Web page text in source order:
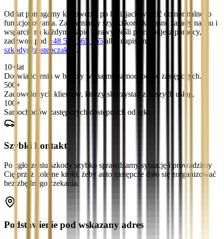
Od lat pomagamy kierowcom po kolizjach wrócić do normalnego
funkcjonowania. Zapewniamy szybki kontakt, jasne zasady najmu i
wsparcie na każdym etapie sprawy. Jeśli potrzebujesz pomocy,
zadzwoń pod +48 536 565 565 albo napisz na
szkody@zastepczak.pl .
10+ lat
Doświadczenia w branży wynajmu samochodów zastępczych.
500+
Zadowolonych klientów, którzy skorzystali z naszych usług.
100+
Samochodów zastępczych dostępnych od ręki.
Szybki kontakt
Po zgłoszeniu szkody szybko sprawdzamy sytuację i prowadzimy
Cię przez kolejne kroki, żeby auto zastępcze dało się zorganizować
bez zbędnego czekania.
Podstawienie pod wskazany adres